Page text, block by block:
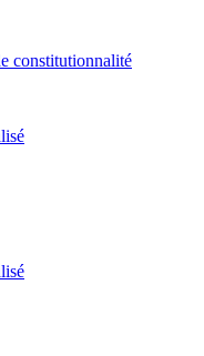
constitutionnalité